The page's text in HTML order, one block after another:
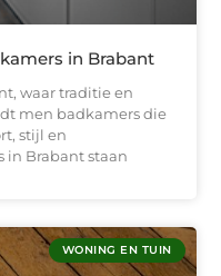
in Brabant
waar traditie en
men badkamers die
stijl en
in Brabant staan
WONING EN TUIN